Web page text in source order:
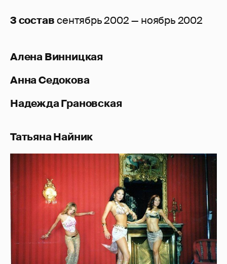
3 составсентябрь 2002 — ноябрь 2002
Алена Винницкая
Анна Седокова
Надежда Грановская
Татьяна Найник